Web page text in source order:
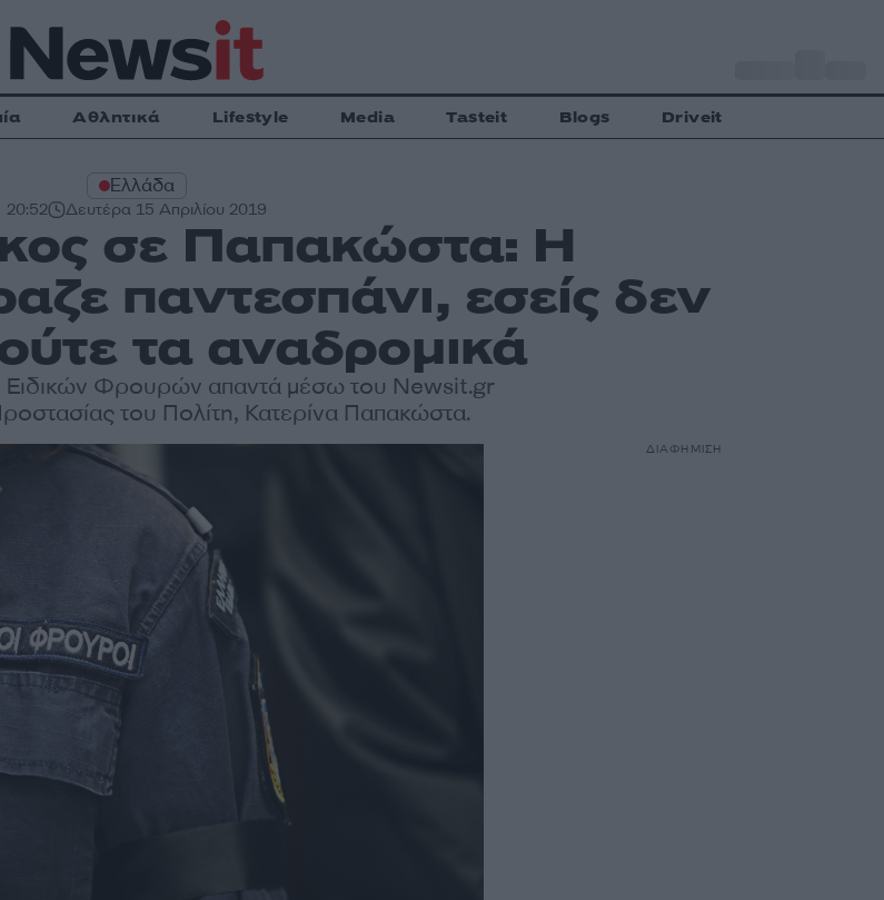
Αθλητικά Lifestyle Media Tasteit Blogs Driveit
Ελλάδα
20:52 Δευτέρα 15 Απριλίου 2019
σε Παπακώστα: Η
παντεσπάνι, εσείς δεν
τα αναδρομικά
Φρουρών απαντά μέσω του Newsit.gr
του Πολίτη, Κατερίνα Παπακώστα.
ΔΙΑΦΗΜΙΣΗ